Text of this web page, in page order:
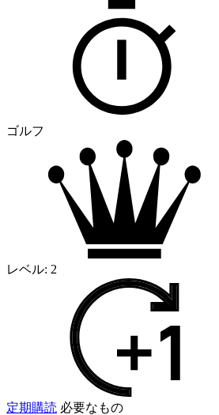
ゴルフ
レベル: 2
定期購読 必要なもの